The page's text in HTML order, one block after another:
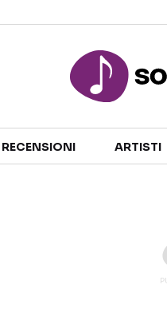
RECENSIONI ARTISTI